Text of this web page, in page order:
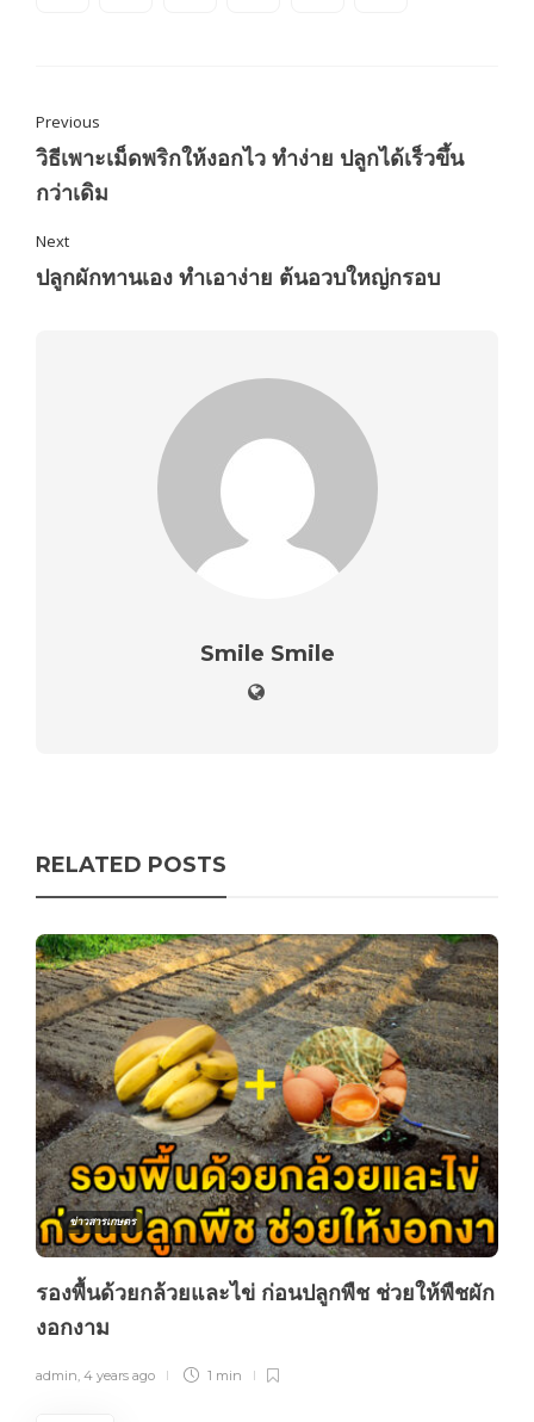
Previous
วิธีเพาะเม็ดพริกให้งอกไว ทำง่าย ปลูกได้เร็วขึ้น
กว่าเดิม
Next
ปลูกผักทานเอง ทำเอาง่าย ต้นอวบใหญ่กรอบ
Smile Smile
RELATED POSTS
ข่าวสารเกษตร
รองพื้นด้วยกล้วยและไข่ ก่อนปลูกพืช ช่วยให้พืชผัก
งอกงาม
admin, 4 years ago 1 min